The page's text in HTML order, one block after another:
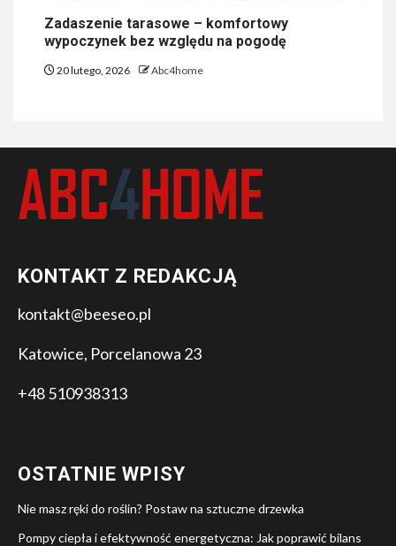
Zadaszenie tarasowe – komfortowy
wypoczynek bez względu na pogodę
20 lutego, 2026 Abc4home
KONTAKT Z REDAKCJĄ
kontakt@beeseo.pl
Katowice, Porcelanowa 23
+48 510938313
OSTATNIE WPISY
Nie masz ręki do roślin? Postaw na sztuczne drzewka
Pompy ciepła i efektywność energetyczna: Jak poprawić bilans